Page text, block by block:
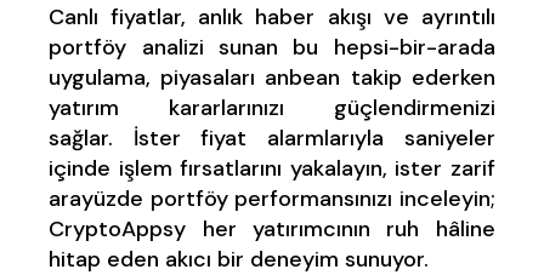
Canlı fiyatlar, anlık haber akışı ve ayrıntılı
portföy analizi sunan bu hepsi-bir-arada
uygulama, piyasaları anbean takip ederken
yatırım kararlarınızı güçlendirmenizi
sağlar. İster fiyat alarmlarıyla saniyeler
içinde işlem fırsatlarını yakalayın, ister zarif
arayüzde portföy performansınızı inceleyin;
CryptoAppsy her yatırımcının ruh hâline
hitap eden akıcı bir deneyim sunuyor.